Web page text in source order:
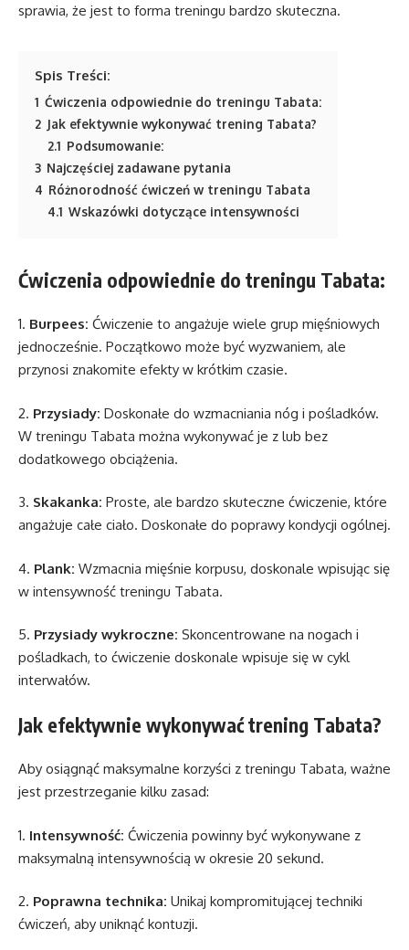
sprawia, że jest to forma treningu bardzo skuteczna.
Spis Treści:
1 Ćwiczenia odpowiednie do treningu Tabata:
2 Jak efektywnie wykonywać trening Tabata?
2.1 Podsumowanie:
3 Najczęściej zadawane pytania
4 Różnorodność ćwiczeń w treningu Tabata
4.1 Wskazówki dotyczące intensywności
Ćwiczenia odpowiednie do treningu Tabata:
1. Burpees: Ćwiczenie to angażuje wiele grup mięśniowych
jednocześnie. Początkowo może być wyzwaniem, ale
przynosi znakomite efekty w krótkim czasie.
2. Przysiady: Doskonałe do wzmacniania nóg i pośladków.
W treningu Tabata można wykonywać je z lub bez
dodatkowego obciążenia.
3. Skakanka: Proste, ale bardzo skuteczne ćwiczenie, które
angażuje całe ciało. Doskonałe do poprawy kondycji ogólnej.
4. Plank: Wzmacnia mięśnie korpusu, doskonale wpisując się
w intensywność treningu Tabata.
5. Przysiady wykroczne: Skoncentrowane na nogach i
pośladkach, to ćwiczenie doskonale wpisuje się w cykl
interwałów.
Jak efektywnie wykonywać trening Tabata?
Aby osiągnąć maksymalne korzyści z treningu Tabata, ważne
jest przestrzeganie kilku zasad:
1. Intensywność: Ćwiczenia powinny być wykonywane z
maksymalną intensywnością w okresie 20 sekund.
2. Poprawna technika: Unikaj kompromitującej techniki
ćwiczeń, aby uniknąć kontuzji.